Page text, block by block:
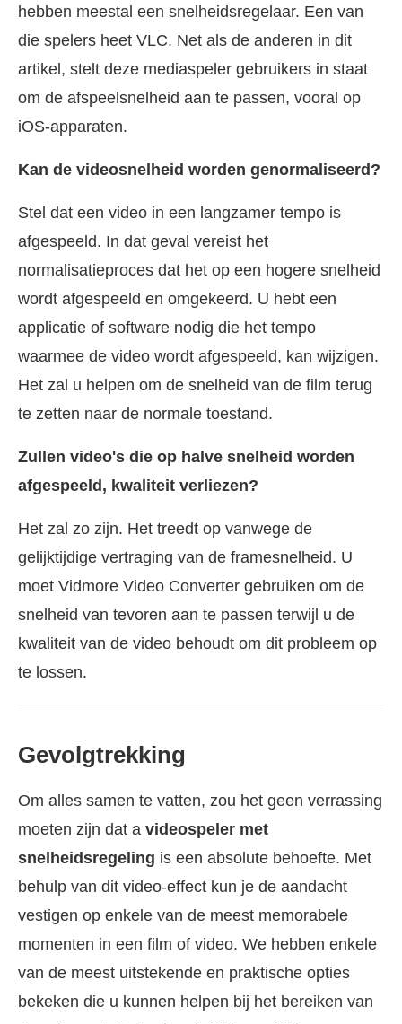
hebben meestal een snelheidsregelaar. Een van
die spelers heet VLC. Net als de anderen in dit
artikel, stelt deze mediaspeler gebruikers in staat
om de afspeelsnelheid aan te passen, vooral op
iOS-apparaten.
Kan de videosnelheid worden genormaliseerd?
Stel dat een video in een langzamer tempo is
afgespeeld. In dat geval vereist het
normalisatieproces dat het op een hogere snelheid
wordt afgespeeld en omgekeerd. U hebt een
applicatie of software nodig die het tempo
waarmee de video wordt afgespeeld, kan wijzigen.
Het zal u helpen om de snelheid van de film terug
te zetten naar de normale toestand.
Zullen video's die op halve snelheid worden
afgespeeld, kwaliteit verliezen?
Het zal zo zijn. Het treedt op vanwege de
gelijktijdige vertraging van de framesnelheid. U
moet Vidmore Video Converter gebruiken om de
snelheid van tevoren aan te passen terwijl u de
kwaliteit van de video behoudt om dit probleem op
te lossen.
Gevolgtrekking
Om alles samen te vatten, zou het geen verrassing
moeten zijn dat a videospeler met
snelheidsregeling is een absolute behoefte. Met
behulp van dit video-effect kun je de aandacht
vestigen op enkele van de meest memorabele
momenten in een film of video. We hebben enkele
van de meest uitstekende en praktische opties
bekeken die u kunnen helpen bij het bereiken van